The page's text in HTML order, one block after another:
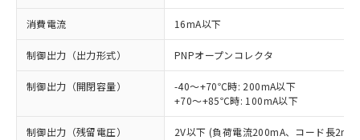
消費電流 16mA以下
制御出力（出力形式） PNPオープンコレクタ
制御出力（開閉容量）
-40～+70℃時: 200mA以下
+70～+85℃時: 100mA以下
制御出力（残留電圧） 2V以下 (負荷電流200mA、コード長2m